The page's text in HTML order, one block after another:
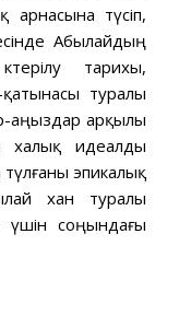
түсіп,
Абылайдың
тарихы,
туралы
аңыздар арқылы
халық идеалды
эпикалық
хан туралы
үшін соңындағы